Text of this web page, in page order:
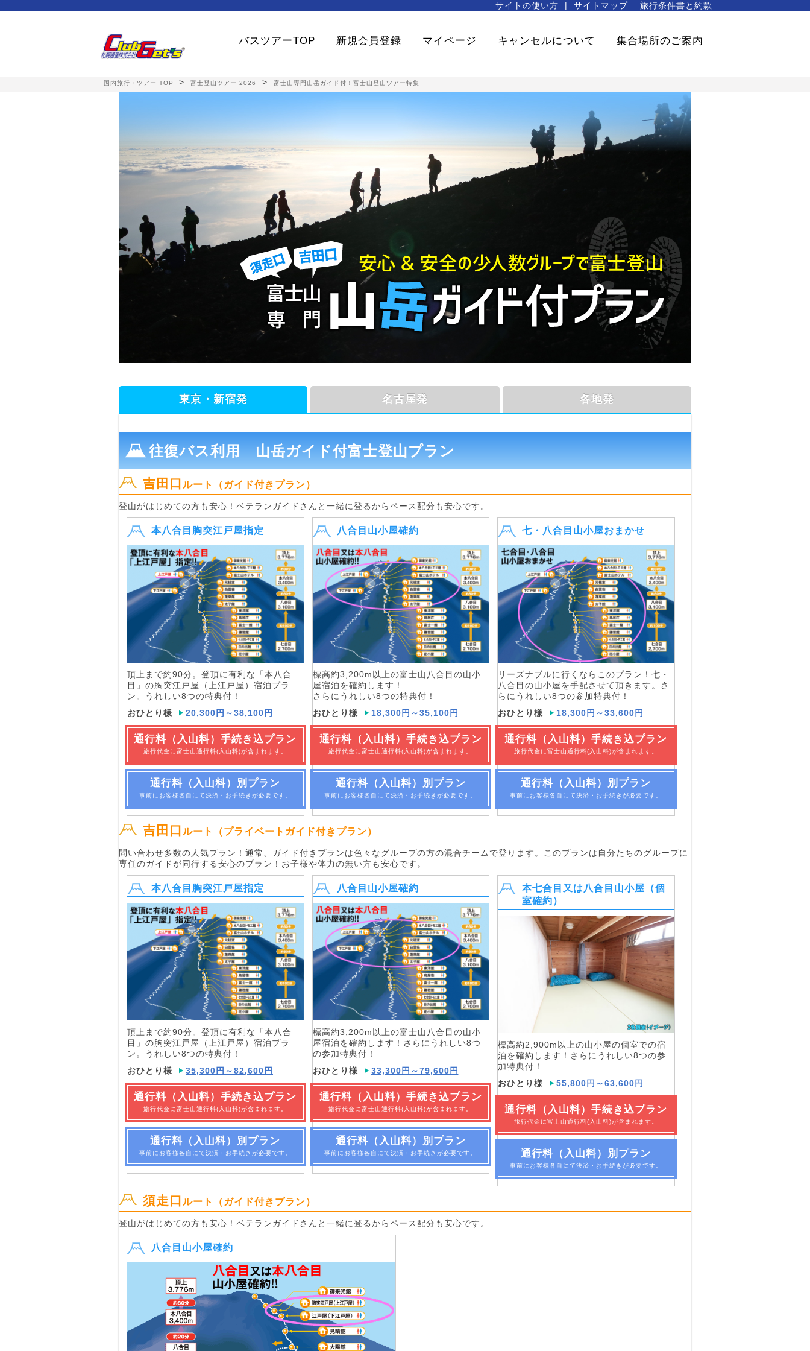
サイトの使い方 サイトマップ 旅行条件書と約款
バスツアーTOP 新規会員登録 マイページ キャンセルについて 集合場所のご案内
国内旅行・ツアー TOP > 富士登山ツアー 2026 > 富士山専門山岳ガイド付！富士山登山ツアー特集
東京・新宿発
往復バス利用 山岳ガイド付富士登山プラン
吉田口 ルート（ガイド付きプラン）
登山がはじめての方も安心！ベテランガイドさんと一緒に登るからペース配分も安心です。
本八合目胸突江戸屋指定
頂上まで約90分。登頂に有利な「本八合
目」の胸突江戸屋（上江戸屋）宿泊プラ
ン。うれしい8つの特典付！
おひとり様
20,300円～38,100円
通行料（入山料）手続き込プラン
旅行代金に富士山通行料(入山料)が含まれます。
通行料（入山料）別プラン
事前にお客様各自にて決済・お手続きが必要です。
八合目山小屋確約
標高約3,200m以上の富士山八合目の山小
屋宿泊を確約します！
さらにうれしい8つの特典付！
おひとり様
18,300円～35,100円
通行料（入山料）手続き込プラン
旅行代金に富士山通行料(入山料)が含まれます。
通行料（入山料）別プラン
事前にお客様各自にて決済・お手続きが必要です。
七・八合目山小屋おまかせ
リーズナブルに行くならこのプラン！七・
八合目の山小屋を手配させて頂きます。さ
らにうれしい8つの参加特典付！
おひとり様
18,300円～33,600円
通行料（入山料）手続き込プラン
旅行代金に富士山通行料(入山料)が含まれます。
通行料（入山料）別プラン
事前にお客様各自にて決済・お手続きが必要です。
吉田口 ルート（プライベートガイド付きプラン）
問い合わせ多数の人気プラン！通常、ガイド付きプランは色々なグループの方の混合チームで登ります。このプランは 自分たちのグループに
専任のガイドが同行する安心のプラン ！お子様や体力の無い方も安心です。
本八合目胸突江戸屋指定
頂上まで約90分。登頂に有利な「本八合
目」の胸突江戸屋（上江戸屋）宿泊プラ
ン。うれしい8つの特典付！
おひとり様
35,300円～82,600円
通行料（入山料）手続き込プラン
旅行代金に富士山通行料(入山料)が含まれます。
通行料（入山料）別プラン
事前にお客様各自にて決済・お手続きが必要です。
八合目山小屋確約
標高約3,200m以上の富士山八合目の山小
屋宿泊を確約します！さらにうれしい8つ
の参加特典付！
おひとり様
33,300円～79,600円
通行料（入山料）手続き込プラン
旅行代金に富士山通行料(入山料)が含まれます。
通行料（入山料）別プラン
事前にお客様各自にて決済・お手続きが必要です。
本七合目又は八合目山小屋（個
室確約）
標高約2,900m以上の山小屋の個室での宿
泊を確約します！さらにうれしい8つの参
加特典付！
おひとり様
55,800円～63,600円
通行料（入山料）手続き込プラン
旅行代金に富士山通行料(入山料)が含まれます。
通行料（入山料）別プラン
事前にお客様各自にて決済・お手続きが必要です。
須走口 ルート（ガイド付きプラン）
登山がはじめての方も安心！ベテランガイドさんと一緒に登るからペース配分も安心です。
八合目山小屋確約
名古屋発 各地発